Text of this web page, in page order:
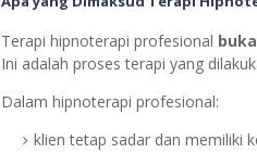
Terapi hipnoterapi profesional
Ini adalah proses terapi yang
Dalam hipnoterapi profesional:
klien tetap sadar dan memiliki